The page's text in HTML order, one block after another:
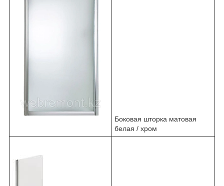
Боковая шторка матовая
белая / хром